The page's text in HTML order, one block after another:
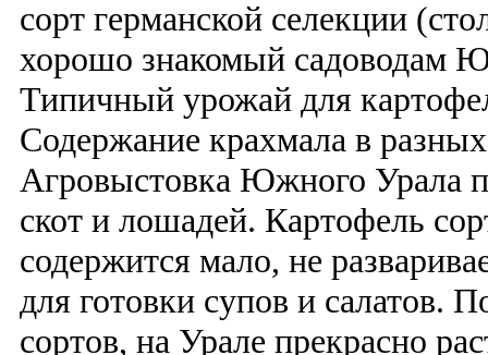
сорт германской селекции
хорошо знакомый садоводам
Типичный урожай для
Содержание крахмала в
Агровыстовка Южного Урала
скот и лошадей. Картофель
содержится мало, не
для готовки супов и салатов.
сортов, на Урале прекрасно